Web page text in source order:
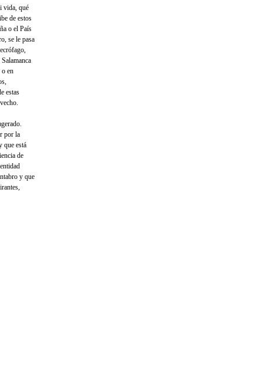
vida, qué
de estos
o el País
se le pasa
o en
estas
por la
que está
de
y que